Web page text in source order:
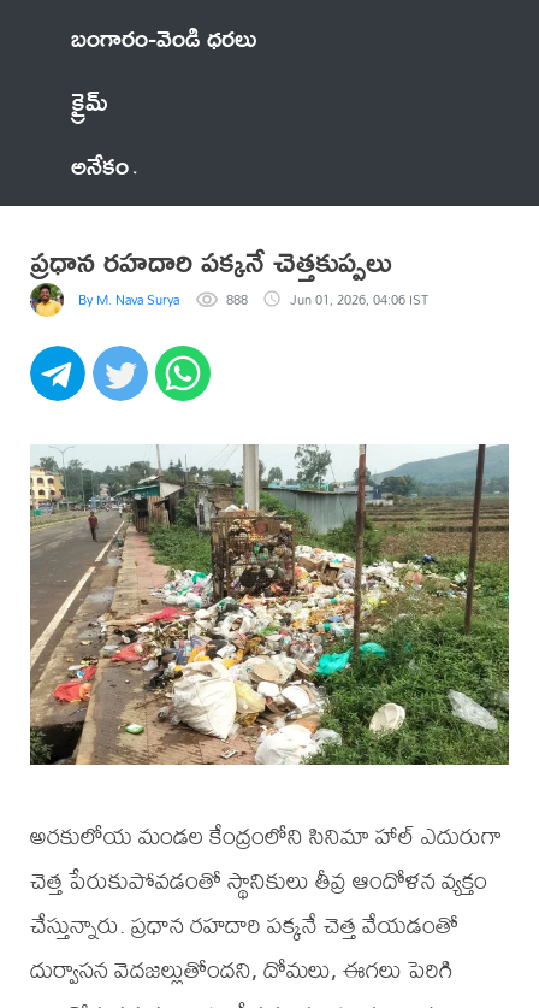
బంగారం-వెండి ధరలు
క్రైమ్
అనేకం
ప్రధాన రహదారి పక్కనే చెత్తకుప్పలు
By M. Nava Surya 888 Jun 01, 2026, 04:06 IST
అరకులోయ మండల కేంద్రంలోని సినిమా హాల్ ఎదురుగా
చెత్త పేరుకుపోవడంతో స్థానికులు తీవ్ర ఆందోళన వ్యక్తం
చేస్తున్నారు. ప్రధాన రహదారి పక్కనే చెత్త వేయడంతో
దుర్వాసన వెదజల్లుతోందని, దోమలు, ఈగలు పెరిగి